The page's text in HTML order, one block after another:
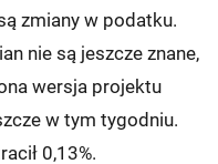
zmiany w podatku.
nie są jeszcze znane,
wersja projektu
w tym tygodniu.
0,13%.